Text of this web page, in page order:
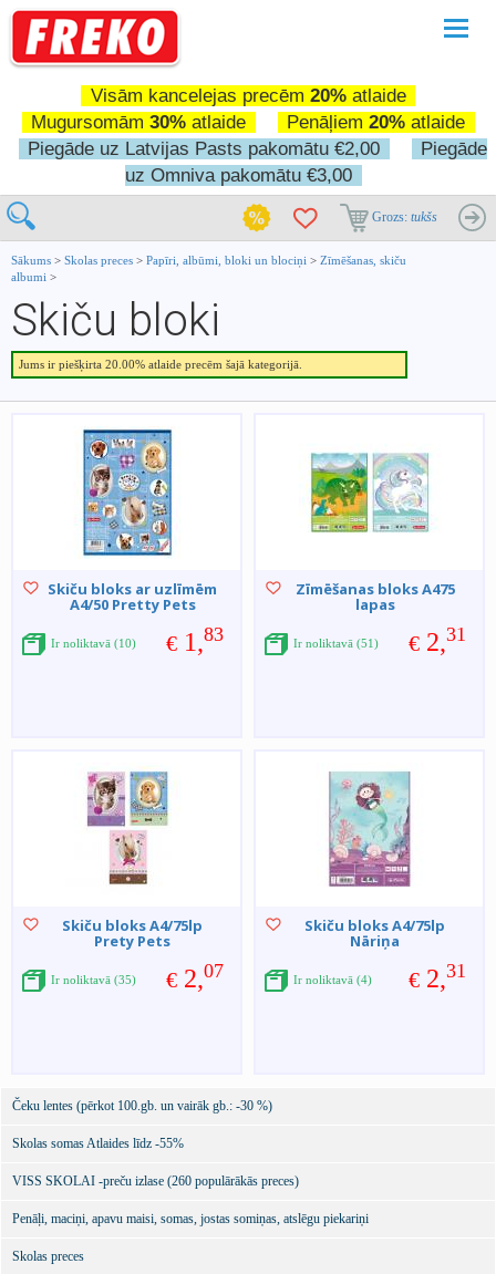
Visām kancelejas precēm 20%atlaide
Mugursomām 30% atlaide Penāļiem 20% atlaide
Piegāde uz Latvijas Pasts pakomātu €2,00
Piegāde
uz Omniva pakomātu €3,00
Grozs: tukšs
Sākums > Skolas preces > Papīri, albūmi, bloki un blociņi > Zīmēšanas, skiču
albumi >
Skiču bloki
Jums ir piešķirta 20.00% atlaide precēm šajā kategorijā.
Skiču bloks ar uzlīmēm
A4/50 Pretty Pets
€ 1,83
Ir noliktavā (10)
Zīmēšanas bloks A475
lapas
€ 2,31
Ir noliktavā (51)
Skiču bloks A4/75lp
Prety Pets
€ 2,07
Ir noliktavā (35)
Skiču bloks A4/75lp
Nāriņa
€ 2,31
Ir noliktavā (4)
Čeku lentes (pērkot 100.gb. un vairāk gb.: -30 %)
Skolas somas Atlaides līdz -55%
VISS SKOLAI -preču izlase (260 populārākās preces)
Penāļi, maciņi, apavu maisi, somas, jostas somiņas, atslēgu piekariņi
Skolas preces